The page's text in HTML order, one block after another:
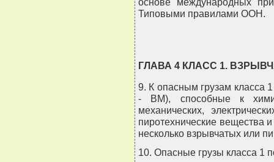
Типовыми правилами ООН.
ГЛАВА 4 КЛАСС 1.
9. К опасным грузам класса
- ВМ), способные к
механических,
пиротехнические вещества
несколько взрывчатых или
10. Опасные грузы класса 1